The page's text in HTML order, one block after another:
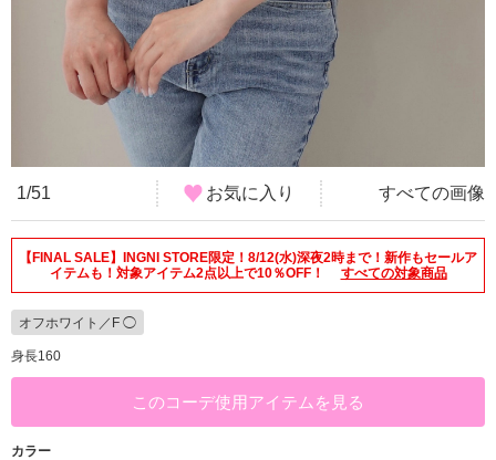
1/51 お気に入り すべての画像
【FINAL SALE】INGNI STORE限定！8/12(水)深夜2時まで！新作もセールア
イテムも！対象アイテム2点以上で10％OFF！
すべての対象商品
オフホワイト／F ◯
身長160
このコーデ使用アイテムを見る
カラー